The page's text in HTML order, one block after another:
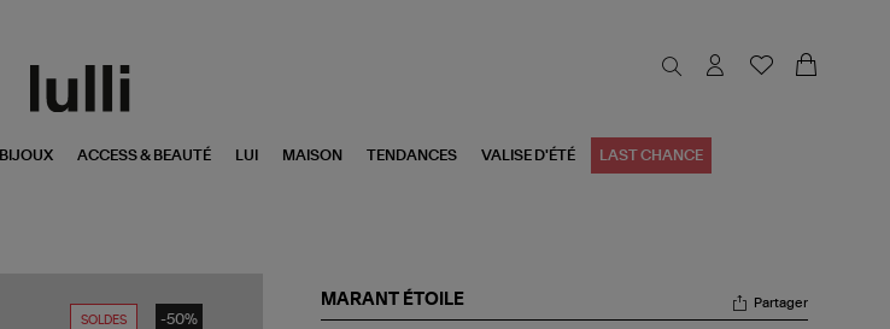
BIJOUX ACCESS & BEAUTÉ LUI MAISON TENDANCES VALISE D'ÉTÉ LAST CHANCE
SOLDES -50%
MARANT ÉTOILE Partager